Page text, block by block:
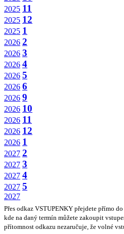
2025 11
2025 12
2025 1
2026 2
2026 3
2026 4
2026 5
2026 6
2026 9
2026 10
2026 11
2026 12
2026 1
2027 2
2027 3
2027 4
2027 5
2027
Přes odkaz VSTUPENKY přejdete přímo
kde na daný termín můžete zakoupit
přítomnost odkazu nezaručuje, že volné